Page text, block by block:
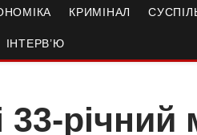
КРИМІНАЛ
ІНТЕРВ’Ю
33-річний